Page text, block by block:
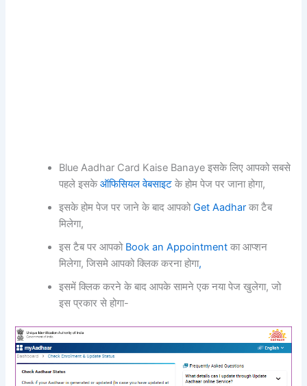
Blue Aadhar Card Kaise Banaye इसके लिए आपको सबसे
पहले इसकेऑफिसियल वेबसाइट के होम पेज पर जाना होगा,
इसके होम पेज पर जाने के बाद आपकोGet Aadhar का टैब
मिलेगा,
इस टैब पर आपको Book an Appointment का आप्शन
मिलेगा, जिसमे आपको क्लिक करना होगा,
इसमें क्लिक करने के बाद आपके सामने एक नया पेज खुलेगा, जो
इस प्रकार से होगा-